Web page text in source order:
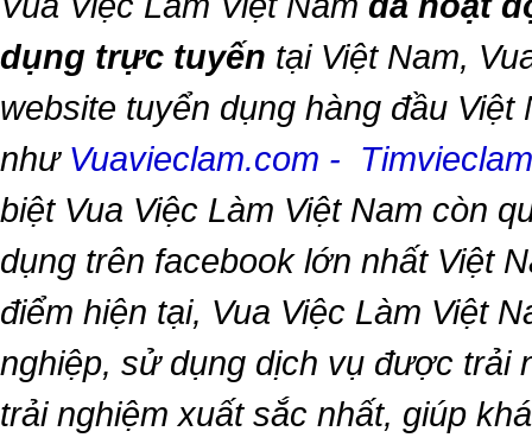
dụng trực tuyến tại Việt Nam,
website tuyển dụng hàng đầu Việt
như Vuavieclam.com -
biệt Vua Việc Làm Việt Nam còn
dụng trên facebook lớn nhất Việt
điểm hiện tại, Vua Việc Làm Việt
nghiệp, sử dụng dịch vụ được trải
trải nghiệm xuất sắc nhất, giúp